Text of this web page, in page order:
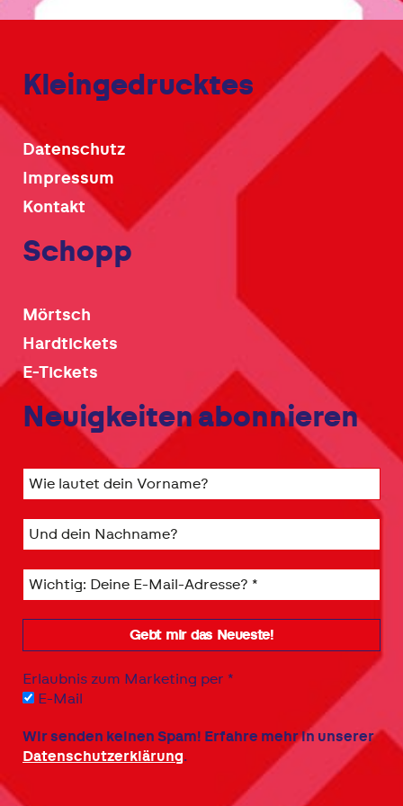
Kleingedrucktes
Datenschutz
Impressum
Kontakt
Schopp
Mörtsch
Hardtickets
E-Tickets
Neuigkeiten abonnieren
Erlaubnis zum Marketing per *
E-Mail
Wir senden keinen Spam! Erfahre mehr in unserer
Datenschutzerklärung.